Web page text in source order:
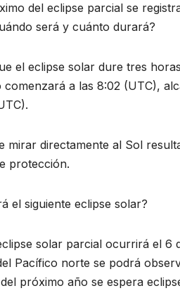
del eclipse parcial se
será y cuánto durará?
el eclipse solar dure tres
comenzará a las 8:02 (UTC),
mirar directamente al Sol
protección.
el siguiente eclipse solar?
solar parcial ocurrirá el 6
Pacífico norte se podrá
próximo año se espera